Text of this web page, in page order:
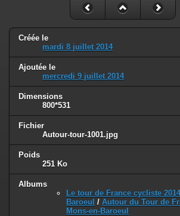
Créée le
mardi 8 juillet 2014
Ajoutée le
mercredi 9 juillet 2014
Dimensions
800*531
Fichier
Autour-tour-1001.jpg
Poids
251 Ko
Albums
Le tour de France cycliste
Baroeul / Autour du Tour de
Mons-en-Baroeul